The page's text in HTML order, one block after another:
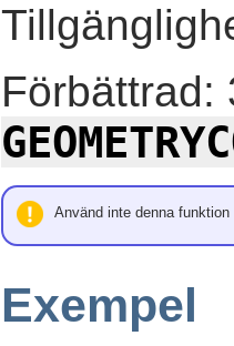
Förbättrad:
Använd inte denna
Exempel